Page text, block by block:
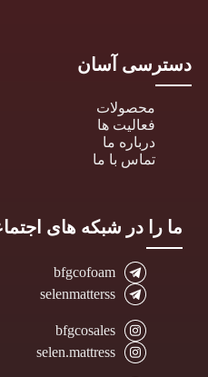
دسترسی آسان
محصولات
فعالیت ها
درباره ما
تماس با ما
ما را در شبکه های
bfgcofoam
selenmatterss
bfgcosales
selen.mattress